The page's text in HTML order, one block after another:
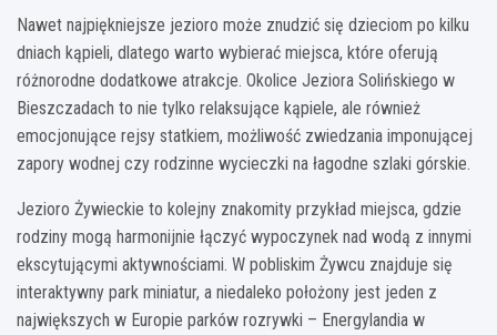
Nawet najpiękniejsze jezioro może znudzić się dzieciom po kilku
dniach kąpieli, dlatego warto wybierać miejsca, które oferują
różnorodne dodatkowe atrakcje. Okolice Jeziora Solińskiego w
Bieszczadach to nie tylko relaksujące kąpiele, ale również
emocjonujące rejsy statkiem, możliwość zwiedzania imponującej
zapory wodnej czy rodzinne wycieczki na łagodne szlaki górskie.
Jezioro Żywieckie to kolejny znakomity przykład miejsca, gdzie
rodziny mogą harmonijnie łączyć wypoczynek nad wodą z innymi
ekscytującymi aktywnościami. W pobliskim Żywcu znajduje się
interaktywny park miniatur, a niedaleko położony jest jeden z
największych w Europie parków rozrywki – Energylandia w